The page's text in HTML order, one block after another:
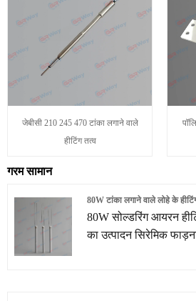
जेबीसी 210 245 470 टांका लगाने वाले
हीटिंग तत्व
गरम सामान
80W टांका लगाने वाले लोहे के
80W सोल्डरिंग आयरन
का उत्पादन सिरेमिक